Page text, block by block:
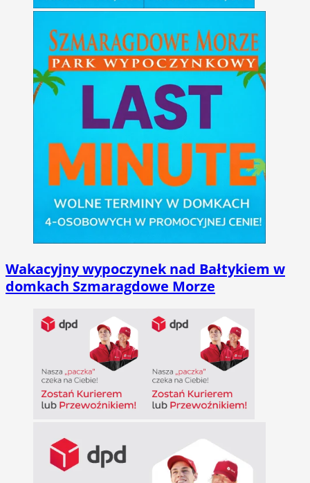
Wakacyjny wypoczynek nad Bałtykiem w
domkach Szmaragdowe Morze